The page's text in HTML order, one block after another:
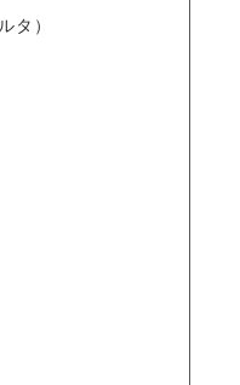
で、徐々に緩まない
ルメットの安全基準
、高密度EPSを採
部を安全に保護しま
クルです。
孔が配置され、熱が
タ）